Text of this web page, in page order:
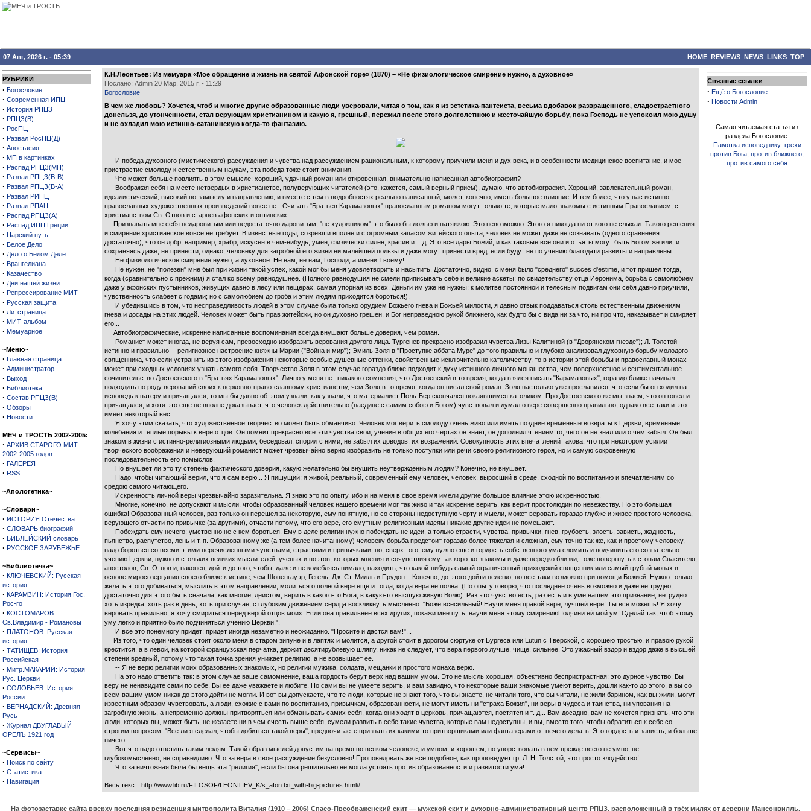
07 Авг, 2026 г. - 05:39 HOME::REVIEWS::NEWS::LINKS::TOP
РУБРИКИ
· Богословие
· Современная ИПЦ
· История РПЦЗ
· РПЦЗ(В)
· РосПЦ
· Развал РосПЦ(Д)
· Апостасия
· МП в картинках
· Распад РПЦЗ(МП)
· Развал РПЦЗ(В-В)
· Развал РПЦЗ(В-А)
· Развал РИПЦ
· Развал РПАЦ
· Распад РПЦЗ(А)
· Распад ИПЦ Греции
· Царский путь
· Белое Дело
· Дело о Белом Деле
· Врангелиана
· Казачество
· Дни нашей жизни
· Репрессирование МИТ
· Русская защита
· Литстраница
· МИТ-альбом
· Мемуарное
~Меню~
· Главная страница
· Администратор
· Выход
· Библиотека
· Состав РПЦЗ(В)
· Обзоры
· Новости
МЕЧ и ТРОСТЬ 2002-2005:
· АРХИВ СТАРОГО МИТ
2002-2005 годов
· ГАЛЕРЕЯ
· RSS
~Апологетика~
~Словари~
· ИСТОРИЯ Отечества
· СЛОВАРЬ биографий
· БИБЛЕЙСКИЙ словарь
· РУССКОЕ ЗАРУБЕЖЬЕ
~Библиотечка~
· КЛЮЧЕВСКИЙ: Русская
история
· КАРАМЗИН: История Гос.
Рос-го
· КОСТОМАРОВ:
Св.Владимир - Романовы
· ПЛАТОНОВ: Русская
история
· ТАТИЩЕВ: История
Российская
· Митр.МАКАРИЙ: История
Рус. Церкви
· СОЛОВЬЕВ: История
России
· ВЕРНАДСКИЙ: Древняя
Русь
· Журнал ДВУГЛАВЫЙ
ОРЕЛЪ 1921 год
~Сервисы~
· Поиск по сайту
· Статистика
· Навигация
К.Н.Леонтьев: Из мемуара «Моe обращение и жизнь на святой Афонской горе» (1870) – «Не физиологическое смирение нужно, а духовное»
Послано: Admin 20 Мар, 2015 г. - 11:29
Богословие
В чем же любовь? Хочется, чтоб и многие другие образованные люди уверовали, читая о том, как я из эстетика-пантеиста, весьма вдобавок развращенного, сладострастного
донельзя, до утонченности, стал верующим христианином и какую я, грешный, пережил после этого долголетнюю и жесточайшую борьбу, пока Господь не успокоил мою душу
и не охладил мою истинно-сатанинскую когда-то фантазию.
И победа духовного (мистического) рассуждения и чувства над рассуждением рациональным, к которому приучили меня и дух века, и в особенности медицинское воспитание, и мое
пристрастие смолоду к естественным наукам, эта победа тоже стоит внимания.
Что может больше повлиять в этом смысле: хороший, удачный роман или откровенная, внимательно написанная автобиография?
Воображая себя на месте нетвердых в христианстве, полуверующих читателей (это, кажется, самый верный прием), думаю, что автобиография. Хороший, завлекательный роман,
идеалистический, высокий по замыслу и направлению, и вместе с тем в подробностях реально написанный, может, конечно, иметь большое влияние. И тем более, что у нас истинно-
православных художественных произведений вовсе нет. Считать "Братьев Карамазовых" православным романом могут только те, которые мало знакомы с истинным Православием, с
христианством Св. Отцов и старцев афонских и оптинских...
Признавать мне себя недаровитым или недостаточно даровитым, "не художником" это было бы ложью и натяжкою. Это невозможно. Этого я никогда ни от кого не слыхал. Такого решения
и смирение христианское вовсе не требует. В известные годы, созревши вполне и с огромным запасом житейского опыта, человек не может даже не сознавать (одного сравнения
достаточно), что он добр, например, храбр, искусен в чем-нибудь, умен, физически силен, красив и т. д. Это все дары Божий, и как таковые все они и отъяты могут быть Богом же или, и
сохраняясь даже, не принести, однако, человеку для загробной его жизни ни малейшей пользы и даже могут принести вред, если будут не по учению благодати развиты и направлены.
Не физиологическое смирение нужно, а духовное. Не нам, не нам, Господи, а имени Твоему!...
Не нужен, не "полезен" мне был при жизни такой успех, какой мог бы меня удовлетворить и насытить. Достаточно, видно, с меня было "среднего" succes d'estime, и тот пришел тогда,
когда (сравнительно с прежним) я стал ко всему равнодушнее. (Полного равнодушия не смели приписывать себе и великие аскеты; по свидетельству отца Иеронима, борьба с самолюбием
даже у афонских пустынников, живущих давно в лесу или пещерах, самая упорная из всех. Деньги им уже не нужны; к молитве постоянной и телесным подвигам они себя давно приучили,
чувственность слабеет с годами; но с самолюбием до гроба и этим людям приходится бороться!).
И убедившись в том, что несправедливость людей в этом случае была только орудием Божьего гнева и Божьей милости, я давно отвык поддаваться столь естественным движениям
гнева и досады на этих людей. Человек может быть прав житейски, но он духовно грешен, и Бог неправедною рукой ближнего, как будто бы с вида ни за что, ни про что, наказывает и смиряет
его...
Автобиографические, искренне написанные воспоминания всегда внушают больше доверия, чем роман.
Романист может иногда, не веруя сам, превосходно изобразить верования другого лица. Тургенев прекрасно изобразил чувства Лизы Калитиной (в "Дворянском гнезде"); Л. Толстой
истинно и правильно -- религиозное настроение княжны Марии ("Война и мир"); Эмиль Золя в "Проступке аббата Муре" до того правильно и глубоко анализовал духовную борьбу молодого
священника, что если устранить из этого изображения некоторые особые душевные оттенки, свойственные исключительно католичеству, то в истории этой борьбы и православный монах
может при сходных условиях узнать самого себя. Творчество Золя в этом случае гораздо ближе подходит к духу истинного личного монашества, чем поверхностное и сентиментальное
сочинительство Достоевского в "Братьях Карамазовых". Лично у меня нет никакого сомнения, что Достоевский в то время, когда взялся писать "Карамазовых", гораздо ближе начинал
подходить по роду верований своих к церковно-право-славному христианству, чем Золя в то время, когда он писал свой роман. Золя настолько уже прославился, что если бы он ходил на
исповедь к патеру и причащался, то мы бы давно об этом узнали, как узнали, что материалист Поль-Бер скончался покаявшимся католиком. Про Достоевского же мы знаем, что он говел и
причащался; и хотя это еще не вполне доказывает, что человек действительно (наедине с самим собою и Богом) чувствовал и думал о вере совершенно правильно, однако все-таки и это
имеет некоторый вес.
Я хочу этим сказать, что художественное творчество может быть обманчиво. Человек мог верить смолоду очень живо или иметь поздние временные возвраты к Церкви, временные
колебания и теплые порывы к вере отцов. Он помнит прекрасно все эти чувства свои; учение в общих его чертах он знает, он дополнил чтением то, чего он не знал или о чем забыл. Он был
знаком в жизни с истинно-религиозными людьми, беседовал, спорил с ними; не забыл их доводов, их возражений. Совокупность этих впечатлений такова, что при некотором усилии
творческого воображения и неверующий романист может чрезвычайно верно изобразить не только поступки или речи своего религиозного героя, но и самую сокровенную
последовательность его помыслов.
Но внушает ли это ту степень фактического доверия, какую желательно бы внушить неутвержденным людям? Конечно, не внушает.
Надо, чтобы читающий верил, что я сам верю... Я пишущий; я живой, реальный, современный ему человек, человек, выросший в среде, сходной по воспитанию и впечатлениям со
средою самого читающего.
Искренность личной веры чрезвычайно заразительна. Я знаю это по опыту, ибо и на меня в свое время имели другие большое влияние этою искренностью.
Многие, конечно, не допускают и мысли, чтобы образованный человек нашего времени мог так живо и так искренне верить, как верит простолюдин по невежеству. Но это большая
ошибка! Образованный человек, раз только он перешел за некоторую, ему понятную, но со стороны недоступную черту и мысли, может веровать гораздо глубже и живее простого человека,
верующего отчасти по привычке (за другими), отчасти потому, что его вере, его смутным религиозным идеям никакие другие идеи не помешают.
Побеждать ему нечего; умственно не с кем бороться. Ему в деле религии нужно побеждать не идеи, а только страсти, чувства, привычки, гнев, грубость, злость, зависть, жадность,
пьянство, распутство, лень и т. п. Образованному же (а тем более начитанному) человеку борьба предстоит гораздо более тяжелая и сложная, ему точно так же, как и простому человеку,
надо бороться со всеми этими перечисленными чувствами, страстями и привычками, но, сверх того, ему нужно еще и гордость собственного ума сломить и подчинить его сознательно
учению Церкви; нужно и стольких великих мыслителей, ученых и поэтов, которых мнения и сочувствия ему так коротко знакомы и даже нередко близки, тоже повергнуть к стопам Спасителя,
апостолов, Св. Отцов и, наконец, дойти до того, чтобы, даже и не колеблясь нимало, находить, что какой-нибудь самый ограниченный приходский священник или самый грубый монах в
основе миросозерцания своего ближе к истине, чем Шопенгауэр, Гегель, Дж. Ст. Милль и Прудон... Конечно, до этого дойти нелегко, но все-таки возможно при помощи Божией. Нужно только
желать этого добиваться; мыслить в этом направлении, молиться о полной вере еще и тогда, когда вера не полна. (По опыту говорю, что последнее очень возможно и даже не трудно;
достаточно для этого быть сначала, как многие, деистом, верить в какого-то Бога, в какую-то высшую живую Волю). Раз это чувство есть, раз есть и в уме нашем это признание, нетрудно
хоть изредка, хоть раз в день, хоть при случае, с глубоким движением сердца воскликнуть мысленно. "Боже всесильный! Научи меня правой вере, лучшей вере! Ты все можешь! Я хочу
веровать правильно; я хочу смириться перед верой отцов моих. Если она правильнее всех других, покажи мне путь; научи меня этому смирениюПодчини ей мой ум! Сделай так, чтоб этому
уму легко и приятно было подчиняться учению Церкви!".
И все это понемногу придет; придет иногда незаметно и неожиданно. "Просите и дастся вам!"...
Из того, что один человек стоит около меня в старом зипуне и в лаптях и молится, а другой стоит в дорогом сюртуке от Бургеса или Lutun с Тверской, с хорошею тростью, и правою рукой
крестится, а в левой, на которой французская перчатка, держит десятирублевую шляпу, никак не следует, что вера первого лучше, чище, сильнее. Это ужасный вздор и вздор даже в высшей
степени вредный, потому что такая точка зрения унижает религию, а не возвышает ее.
-- Я не верю религии моих образованных знакомых, но религии мужика, солдата, мещанки и простого монаха верю.
На это надо ответить так: в этом случае ваше самомнение, ваша гордость берут верх над вашим умом. Это не мысль хорошая, объективно беспристрастная; это дурное чувство. Вы
веру не ненавидите сами по себе. Вы ее даже уважаете и любите. Но сами вы не умеете верить, и вам завидно, что некоторые ваши знакомые умеют верить, дошли как-то до этого, а вы со
всем вашим умом никак до этого дойти не могли. И вот вы допускаете, что те люди, которые не знают того, что вы знаете, не читали того, что вы читали, не жили барином, как вы жили, могут
известным образом чувствовать, а люди, схожие с вами по воспитанию, привычкам, образованности, не могут иметь ни "страха Божия", ни веры в чудеса и таинства, ни упования на
загробную жизнь, а непременно должны притворяться или обманывать самих себя, когда они ходят в церковь, причащаются, постятся и т. д... Вам досадно, вам не хочется признать, что эти
люди, которых вы, может быть, не желаете ни в чем счесть выше себя, сумели развить в себе такие чувства, которые вам недоступны, и вы, вместо того, чтобы обратиться к себе со
строгим вопросом: "Все ли я сделал, чтобы добиться такой веры", предпочитаете признать их какими-то притворщиками или фантазерами от нечего делать. Это гордость и зависть, и больше
ничего.
Вот что надо ответить таким людям. Такой образ мыслей допустим на время во всяком человеке, и умном, и хорошем, но упорствовать в нем прежде всего не умно, не
глубокомысленно, не справедливо. Что за вера в свое рассуждение безусловно! Проповедовать же все подобное, как проповедует гр. Л. Н. Толстой, это просто злодейство!
Что за ничтожная была бы вещь эта "религия", если бы она решительно не могла устоять против образованности и развитости ума!
Весь текст: http://www.lib.ru/FILOSOF/LEONTIEV_K/s_afon.txt_with-big-pictures.html#
Связные ссылки
· Ещё о Богословие
· Новости Admin
Самая читаемая статья из
раздела Богословие:
Памятка исповеднику: грехи
против Бога, против ближнего,
против самого себя
На фотозаставке сайта вверху последняя резиденция митрополита Виталия (1910 – 2006) Спасо-Преображенский скит — мужской скит и духовно-административный центр РПЦЗ, расположенный в трёх милях от деревни Мансонвилль,